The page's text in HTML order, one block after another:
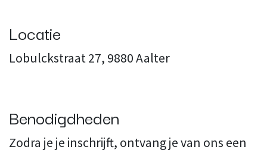
Locatie
Lobulckstraat 27, 9880 Aalter
Benodigdheden
Zodra je je inschrijft, ontvang je van ons een